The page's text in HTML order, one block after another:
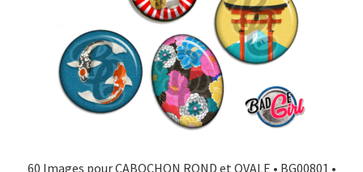
60 Images pour CABOCHON ROND et OVALE • BG00801 •